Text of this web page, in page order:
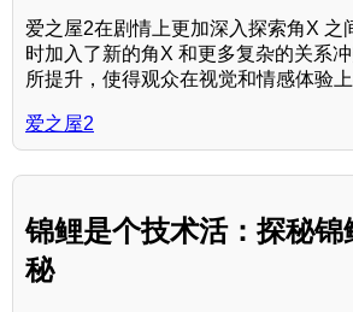
爱之屋2在剧情上更加深入探索角X 之
时加入了新的角X 和更多复杂的关系
所提升，使得观众在视觉和情感体验
爱之屋2
锦鲤是个技术活：探秘锦
秘